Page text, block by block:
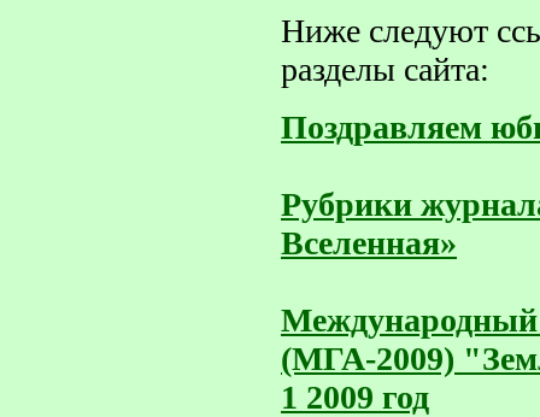
Ниже следуют
разделы сайта:
Поздравляем
Рубрики
Вселенная»
Международный
(МГА-2009)
1 2009 год